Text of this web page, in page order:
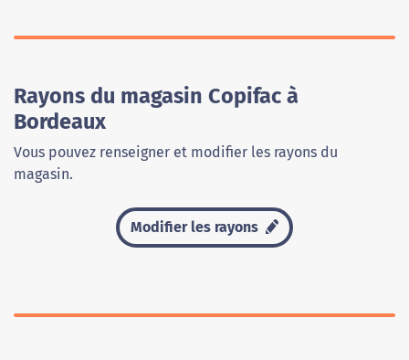
Rayons du magasin Copifac à
Bordeaux
Vous pouvez renseigner et modifier les rayons du
magasin.
Modifier les rayons